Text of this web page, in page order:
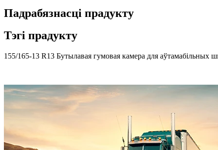
Падрабязнасці прадукту
Тэгі прадукту
155/165-13 R13 Бутылавая гумовая камера для аўтамабільных